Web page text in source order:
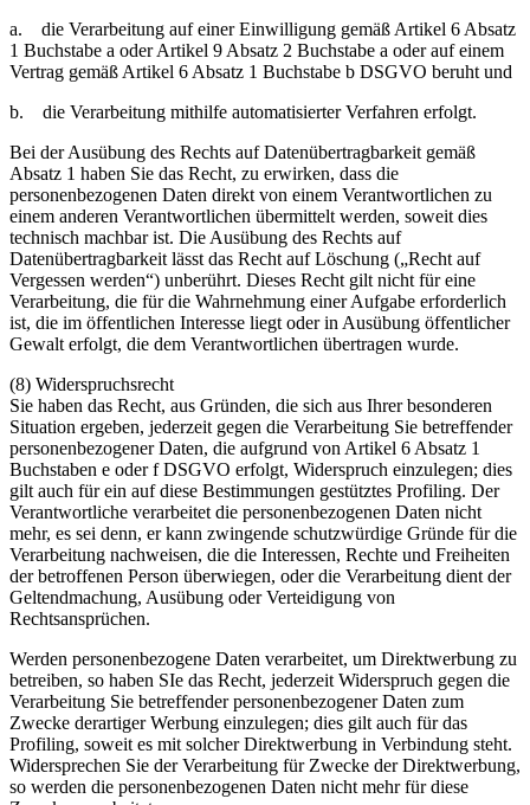
a. die Verarbeitung auf einer Einwilligung gemäß Artikel 6 Absatz
1 Buchstabe a oder Artikel 9 Absatz 2 Buchstabe a oder auf einem
Vertrag gemäß Artikel 6 Absatz 1 Buchstabe b DSGVO beruht und
b. die Verarbeitung mithilfe automatisierter Verfahren erfolgt.
Bei der Ausübung des Rechts auf Datenübertragbarkeit gemäß
Absatz 1 haben Sie das Recht, zu erwirken, dass die
personenbezogenen Daten direkt von einem Verantwortlichen zu
einem anderen Verantwortlichen übermittelt werden, soweit dies
technisch machbar ist. Die Ausübung des Rechts auf
Datenübertragbarkeit lässt das Recht auf Löschung („Recht auf
Vergessen werden“) unberührt. Dieses Recht gilt nicht für eine
Verarbeitung, die für die Wahrnehmung einer Aufgabe erforderlich
ist, die im öffentlichen Interesse liegt oder in Ausübung öffentlicher
Gewalt erfolgt, die dem Verantwortlichen übertragen wurde.
(8) Widerspruchsrecht
Sie haben das Recht, aus Gründen, die sich aus Ihrer besonderen
Situation ergeben, jederzeit gegen die Verarbeitung Sie betreffender
personenbezogener Daten, die aufgrund von Artikel 6 Absatz 1
Buchstaben e oder f DSGVO erfolgt, Widerspruch einzulegen; dies
gilt auch für ein auf diese Bestimmungen gestütztes Profiling. Der
Verantwortliche verarbeitet die personenbezogenen Daten nicht
mehr, es sei denn, er kann zwingende schutzwürdige Gründe für die
Verarbeitung nachweisen, die die Interessen, Rechte und Freiheiten
der betroffenen Person überwiegen, oder die Verarbeitung dient der
Geltendmachung, Ausübung oder Verteidigung von
Rechtsansprüchen.
Werden personenbezogene Daten verarbeitet, um Direktwerbung zu
betreiben, so haben SIe das Recht, jederzeit Widerspruch gegen die
Verarbeitung Sie betreffender personenbezogener Daten zum
Zwecke derartiger Werbung einzulegen; dies gilt auch für das
Profiling, soweit es mit solcher Direktwerbung in Verbindung steht.
Widersprechen Sie der Verarbeitung für Zwecke der Direktwerbung,
so werden die personenbezogenen Daten nicht mehr für diese